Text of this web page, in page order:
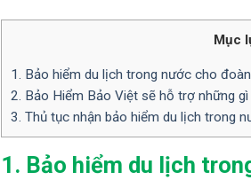
Mục
1. Bảo hiểm du lịch trong nước cho
2. Bảo Hiểm Bảo Việt sẽ hỗ trợ những
3. Thủ tục nhận bảo hiểm du lịch trong
1. Bảo hiểm du lịch